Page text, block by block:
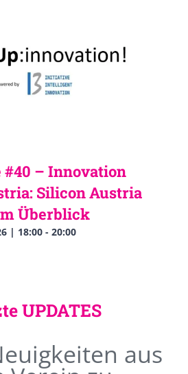
– Innovation
Silicon Austria
Überblick
| 18:00 - 20:00
UPDATES
aus